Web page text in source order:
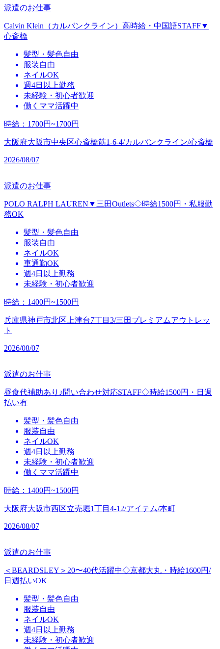
派遣のお仕事
Calvin Klein（カルバンクライン）高時給・中国語STAFF▼
心斎橋
髪型・髪色自由
服装自由
ネイルOK
週4日以上勤務
未経験・初心者歓迎
働くママ活躍中
時給 ： 1700円~1700円
大阪府大阪市中央区心斎橋筋1-6-4/カルバンクライン/心斎橋
2026/08/07
派遣のお仕事
POLO RALPH LAUREN▼三田Outlets◇時給1500円・私服勤
務OK
髪型・髪色自由
服装自由
ネイルOK
車通勤OK
週4日以上勤務
未経験・初心者歓迎
時給 ： 1400円~1500円
兵庫県神戸市北区上津台7丁目3/三田プレミアムアウトレッ
ト
2026/08/07
派遣のお仕事
昼食代補助あり♪問い合わせ対応STAFF◇時給1500円・日週
払い有
髪型・髪色自由
服装自由
ネイルOK
週4日以上勤務
未経験・初心者歓迎
働くママ活躍中
時給 ： 1400円~1500円
大阪府大阪市西区立売堀1丁目4-12/アイテム/本町
2026/08/07
派遣のお仕事
＜BEARDSLEY＞20〜40代活躍中◇京都大丸・時給1600円/
日週払いOK
髪型・髪色自由
服装自由
ネイルOK
週4日以上勤務
未経験・初心者歓迎